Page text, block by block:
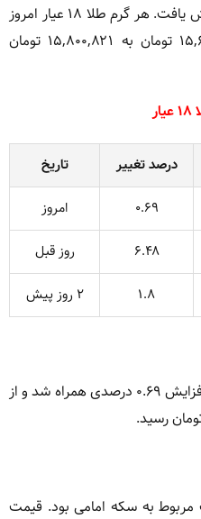
در بازار داخلی نیز قیمت طلا افزایش یافت. هر گرم طلا ۱۸ عیار امروز
با رشد ۰.۶۹ درصدی، از ۱۵,۶۹۱,۶۲۹ تومان به ۱۵,۸۰۰,۸۲۱ تومان
درصد تغییر
تاریخ
۰.۶۹
امروز
۶.۴۸
روز قبل
۱.۸ ۲ روز پیش
هر مثقال طلا ۱۸ عیار نیز امروز با افزایش ۰.۶۹ درصدی همراه شد و از
مربوط به سکه امامی بود. قیمت